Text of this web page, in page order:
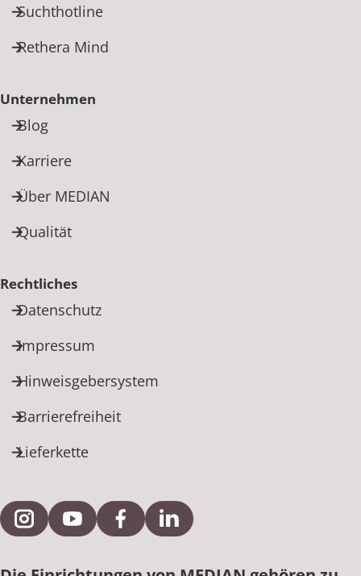
Suchthotline
Rethera Mind
Unternehmen
Blog
Karriere
Über MEDIAN
Qualität
Rechtliches
Datenschutz
Impressum
Hinweisgebersystem
Barrierefreiheit
Lieferkette
Externe Verlinkung zu Instagram
Externe Verlinkung zu YouTube
Externe Verlinkung zu Facebook
Externe Verlinkung zu